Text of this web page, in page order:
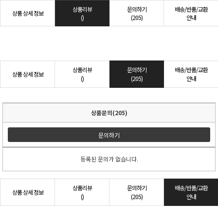
상품 상세 정보
상품리뷰
()
문의하기
(205)
배송/반품/교환
안내
상품 상세 정보
상품리뷰
()
문의하기
(205)
배송/반품/교환
안내
상품문의(205)
문의하기
등록된 문의가 없습니다.
상품 상세 정보
상품리뷰
()
문의하기
(205)
배송/반품/교환
안내